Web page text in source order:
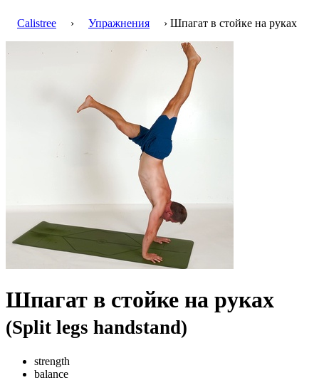
Calistree › Упражнения › Шпагат в стойке на руках
Шпагат в стойке на руках
(Split legs handstand)
strength
balance